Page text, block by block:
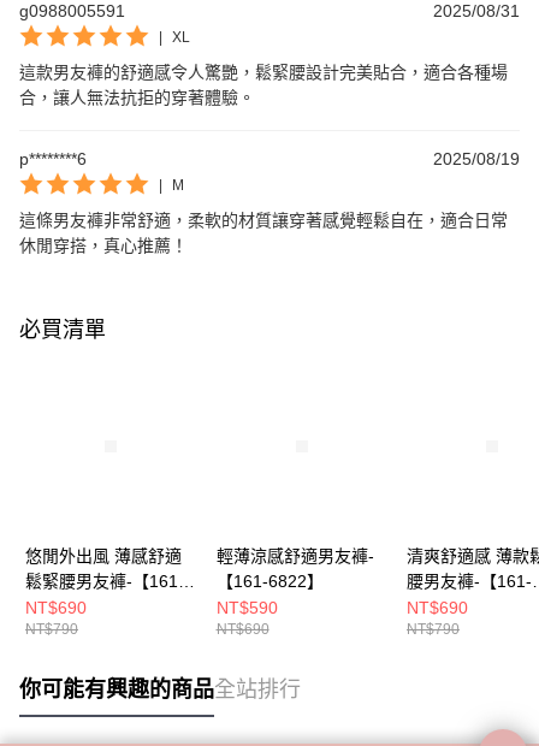
g0988005591
2025/08/31
XL
這款男友褲的舒適感令人驚艷，鬆緊腰設計完美貼合，適合各種場
合，讓人無法抗拒的穿著體驗。
p********6 2025/08/19
M
這條男友褲非常舒適，柔軟的材質讓穿著感覺輕鬆自在，適合日常
休閒穿搭，真心推薦！
必買清單
悠閒外出風 薄感舒適
鬆緊腰男友褲-【161-
6847】
NT$690
NT$790
輕薄涼感舒適男友褲-
【161-6822】
NT$590
NT$690
清爽舒適感 薄款
腰男友褲-【161-
6904】
NT$690
NT$790
你可能有興趣的商品全站排行